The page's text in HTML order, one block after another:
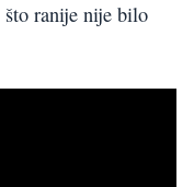
ranije nije bilo